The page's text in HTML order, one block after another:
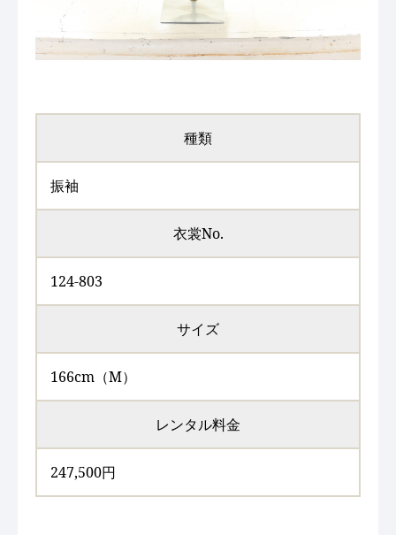
種類
振袖
衣裳No.
124-803
サイズ
166cm（M）
レンタル料金
247,500円